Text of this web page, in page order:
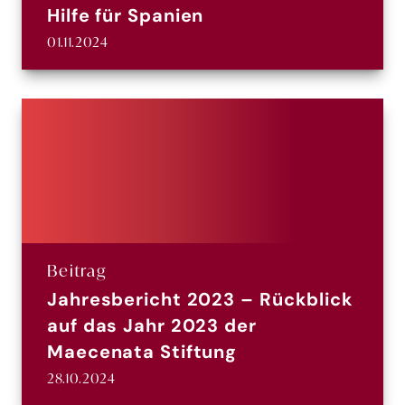
Hilfe für Spanien
01.11.2024
Beitrag
Jahresbericht 2023 – Rückblick
auf das Jahr 2023 der
Maecenata Stiftung
28.10.2024